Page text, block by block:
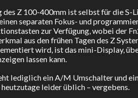
des Z 100-400mm ist selbst für die S-
separaten Fokus- und
zur Verfügung, wobei der
aus den frühen Tagen des Z
wird, ist das mini-Display,
lassen kann.
lediglich ein A/M Umschalter und
leider üblich – vergebens.